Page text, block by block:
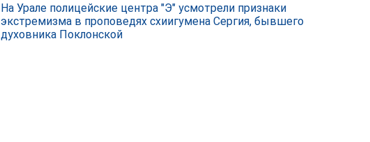
На Урале полицейские центра "Э" усмотрели признаки
экстремизма в проповедях схиигумена Сергия, бывшего
духовника Поклонской